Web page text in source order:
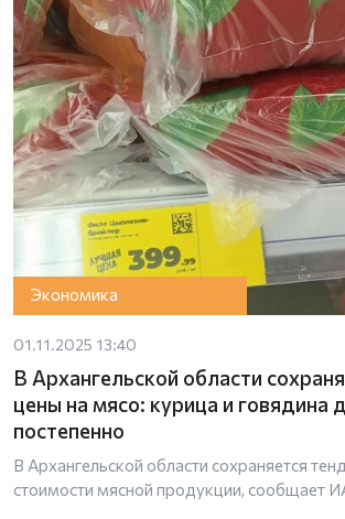
Экономика
01.11.2025 13:40
В Архангельской области
цены на мясо: курица и
постепенно
В Архангельской области сохраняется
стоимости мясной продукции, сообщает